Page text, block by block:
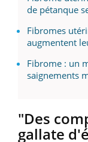
de pétanque
Fibromes
augmentent
Fibrome : un
saignements
"Des
gallate